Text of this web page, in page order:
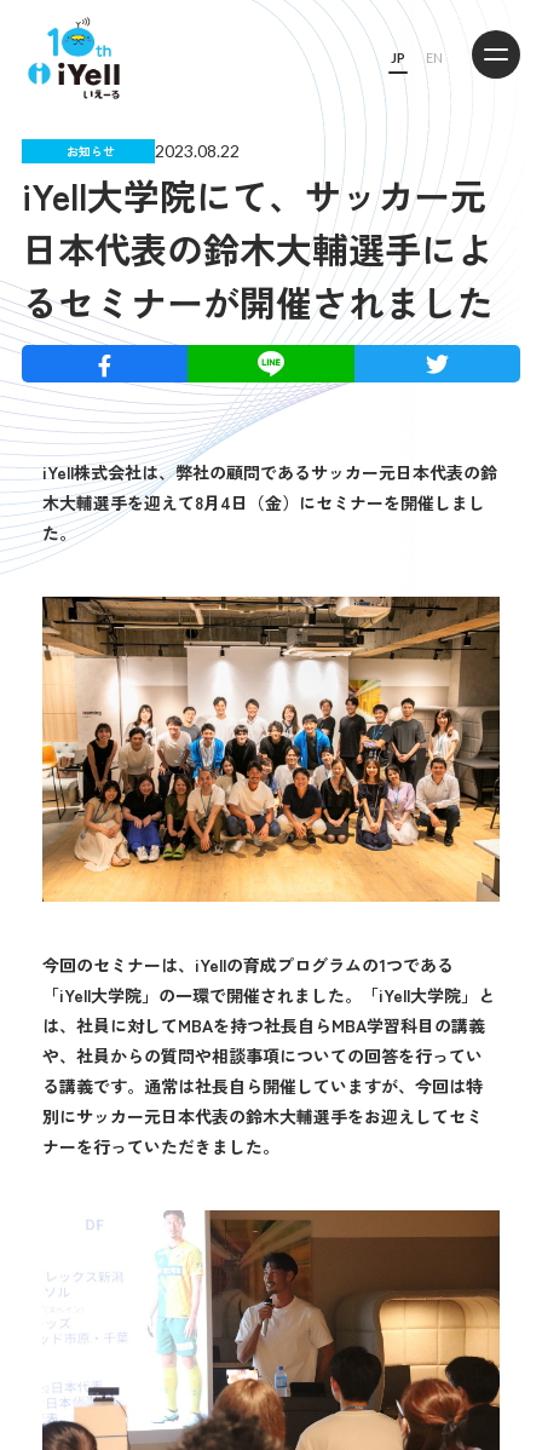
JP EN
お知らせ 2023.08.22
iYell大学院にて、サッカー元
日本代表の鈴木大輔選手によ
るセミナーが開催されました
iYell株式会社は、弊社の顧問であるサッカー元日本代表の鈴
木大輔選手を迎えて8月4日（金）にセミナーを開催しまし
た。
今回のセミナーは、iYellの育成プログラムの1つである
「iYell大学院」の一環で開催されました。「iYell大学院」と
は、社員に対してMBAを持つ社長自らMBA学習科目の講義
や、社員からの質問や相談事項についての回答を行ってい
る講義です。通常は社長自ら開催していますが、今回は特
別にサッカー元日本代表の鈴木大輔選手をお迎えしてセミ
ナーを行っていただきました。